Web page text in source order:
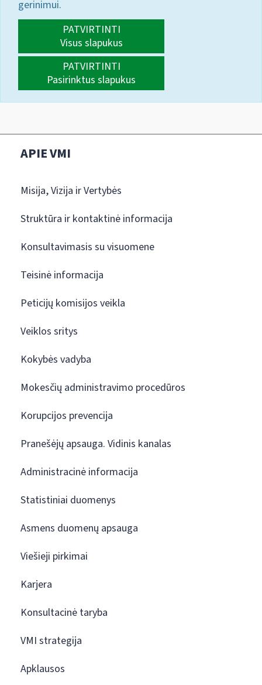
gerinimui.
PATVIRTINTI
Visus slapukus
PATVIRTINTI
Pasirinktus slapukus
APIE VMI
Misija, Vizija ir Vertybės
Struktūra ir kontaktinė informacija
Konsultavimasis su visuomene
Teisinė informacija
Peticijų komisijos veikla
Veiklos sritys
Kokybės vadyba
Mokesčių administravimo procedūros
Korupcijos prevencija
Pranešėjų apsauga. Vidinis kanalas
Administracinė informacija
Statistiniai duomenys
Asmens duomenų apsauga
Viešieji pirkimai
Karjera
Konsultacinė taryba
VMI strategija
Apklausos